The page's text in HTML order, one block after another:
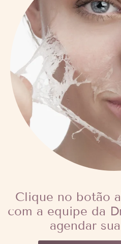
Clique no botão
com a equipe da
agendar